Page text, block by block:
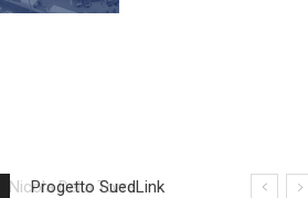
Progetto SuedLink